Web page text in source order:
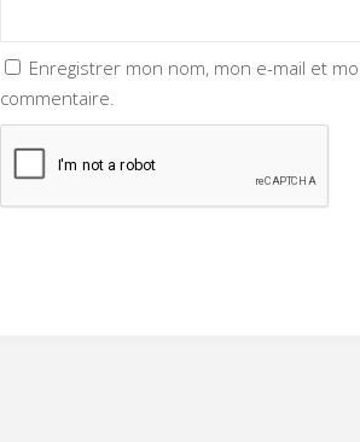
Enregistrer mon nom, mon e-mail et
commentaire.